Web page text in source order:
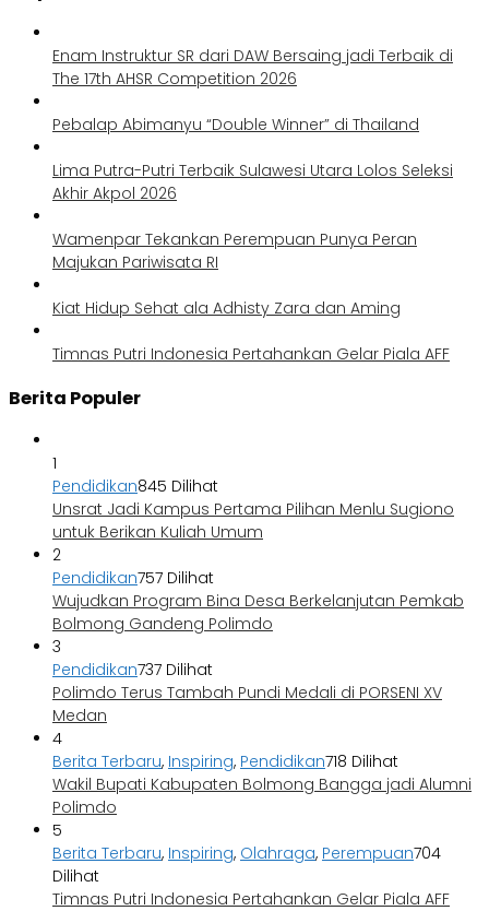
Enam Instruktur SR dari DAW Bersaing jadi Terbaik di
The 17th AHSR Competition 2026
Pebalap Abimanyu “Double Winner” di Thailand
Lima Putra-Putri Terbaik Sulawesi Utara Lolos Seleksi
Akhir Akpol 2026
Wamenpar Tekankan Perempuan Punya Peran
Majukan Pariwisata RI
Kiat Hidup Sehat ala Adhisty Zara dan Aming
Timnas Putri Indonesia Pertahankan Gelar Piala AFF
Berita Populer
1
Pendidikan845 Dilihat
Unsrat Jadi Kampus Pertama Pilihan Menlu Sugiono
untuk Berikan Kuliah Umum
2
Pendidikan757 Dilihat
Wujudkan Program Bina Desa Berkelanjutan Pemkab
Bolmong Gandeng Polimdo
3
Pendidikan737 Dilihat
Polimdo Terus Tambah Pundi Medali di PORSENI XV
Medan
4
Berita Terbaru, Inspiring, Pendidikan718 Dilihat
Wakil Bupati Kabupaten Bolmong Bangga jadi Alumni
Polimdo
5
Berita Terbaru, Inspiring, Olahraga, Perempuan704
Dilihat
Timnas Putri Indonesia Pertahankan Gelar Piala AFF